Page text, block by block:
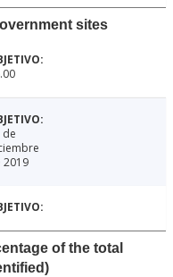
sites
de
2019
of the total